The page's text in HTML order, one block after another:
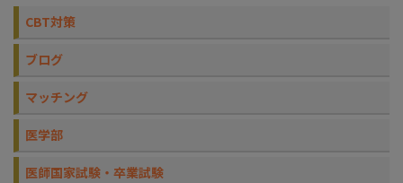
CBT対策
ブログ
マッチング
医学部
医師国家試験・卒業試験